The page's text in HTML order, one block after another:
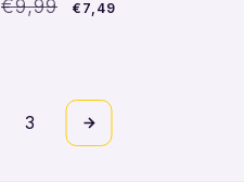
In den Warenkorb
Preis
€9,99 €7,49
3